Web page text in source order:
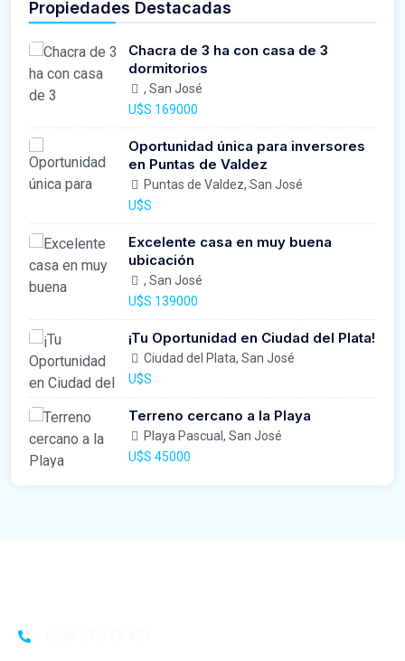
Propiedades Destacadas
Chacra de 3 ha con casa de 3
dormitorios
, San José
U$S 169000
Oportunidad única para inversores
en Puntas de Valdez
Puntas de Valdez, San José
U$S
Excelente casa en muy buena
ubicación
, San José
U$S 139000
¡Tu Oportunidad en Ciudad del Plata!
Ciudad del Plata, San José
U$S
Terreno cercano a la Playa
Playa Pascual, San José
U$S 45000